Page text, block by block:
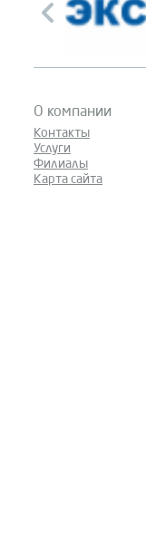
О компании
Контакты
Услуги
Филиалы
Карта сайта